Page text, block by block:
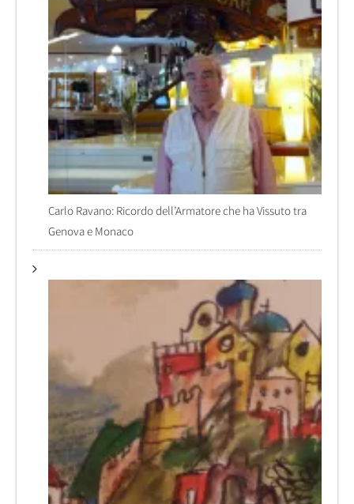
Carlo Ravano: Ricordo dell’Armatore che ha Vissuto tra
Genova e Monaco